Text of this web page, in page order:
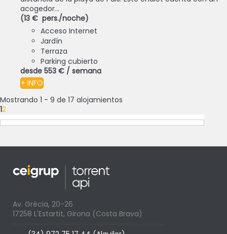
acogedor...
(13 € pers./noche)
Acceso Internet
Jardín
Terraza
Parking cubierto
desde 553 € / semana
+ INFO
Mostrando 1 - 9 de 17 alojamientos
12
Av. Grècia, 20-26
17258 L'Estartit, Girona (Costa Brava)